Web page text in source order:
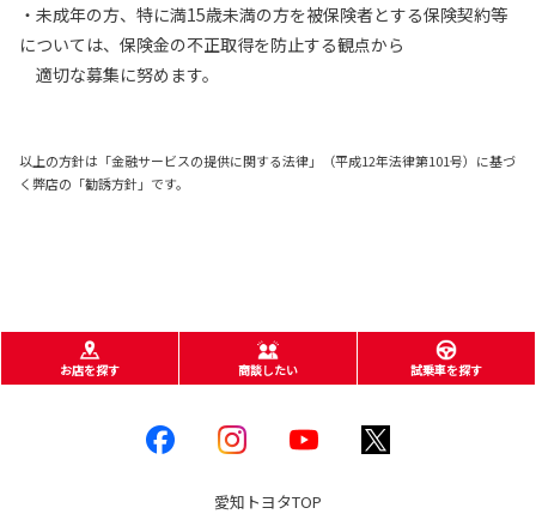
・未成年の方、特に満15歳未満の方を被保険者とする保険契約等
については、保険金の不正取得を防止する観点から
適切な募集に努めます。
以上の方針は「金融サービスの提供に関する法律」（平成12年法律第101号）に基づ
く弊店の「勧誘方針」です。
お店を探す 商談したい 試乗車を探す
愛知トヨタTOP